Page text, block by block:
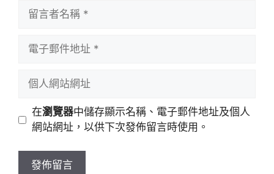
址
站
址
在瀏覽器中儲存顯示名稱、電子郵件地址及個人
網站網址，以供下次發佈留言時使用。